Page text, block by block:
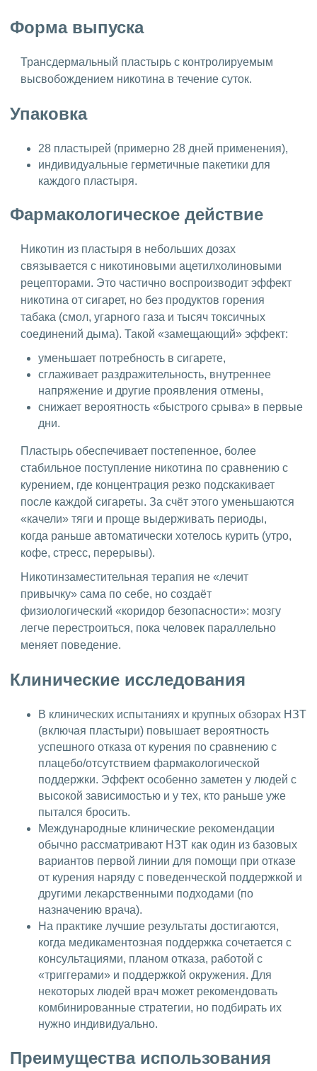
Форма выпуска
Трансдермальный пластырь с контролируемым
высвобождением никотина в течение суток.
Упаковка
28 пластырей (примерно 28 дней применения),
индивидуальные герметичные пакетики для
каждого пластыря.
Фармакологическое действие
Никотин из пластыря в небольших дозах
связывается с никотиновыми ацетилхолиновыми
рецепторами. Это частично воспроизводит эффект
никотина от сигарет, но без продуктов горения
табака (смол, угарного газа и тысяч токсичных
соединений дыма). Такой «замещающий» эффект:
уменьшает потребность в сигарете,
сглаживает раздражительность, внутреннее
напряжение и другие проявления отмены,
снижает вероятность «быстрого срыва» в первые
дни.
Пластырь обеспечивает постепенное, более
стабильное поступление никотина по сравнению с
курением, где концентрация резко подскакивает
после каждой сигареты. За счёт этого уменьшаются
«качели» тяги и проще выдерживать периоды,
когда раньше автоматически хотелось курить (утро,
кофе, стресс, перерывы).
Никотинзаместительная терапия не «лечит
привычку» сама по себе, но создаёт
физиологический «коридор безопасности»: мозгу
легче перестроиться, пока человек параллельно
меняет поведение.
Клинические исследования
В клинических испытаниях и крупных обзорах НЗТ
(включая пластыри) повышает вероятность
успешного отказа от курения по сравнению с
плацебо/отсутствием фармакологической
поддержки. Эффект особенно заметен у людей с
высокой зависимостью и у тех, кто раньше уже
пытался бросить.
Международные клинические рекомендации
обычно рассматривают НЗТ как один из базовых
вариантов первой линии для помощи при отказе
от курения наряду с поведенческой поддержкой и
другими лекарственными подходами (по
назначению врача).
На практике лучшие результаты достигаются,
когда медикаментозная поддержка сочетается с
консультациями, планом отказа, работой с
«триггерами» и поддержкой окружения. Для
некоторых людей врач может рекомендовать
комбинированные стратегии, но подбирать их
нужно индивидуально.
Преимущества использования